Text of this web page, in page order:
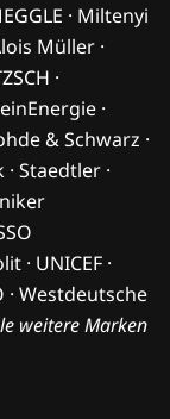
· Miltenyi
Müller ·
·
·
& Schwarz ·
· Staedtler ·
· UNICEF ·
· Westdeutsche
weitere Marken